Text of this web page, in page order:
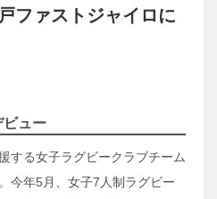
ファストジャイロに
ビュー
する女子ラグビークラブチーム
今年5月、女子7人制ラグビー